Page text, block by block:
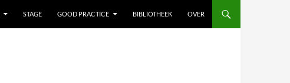
STAGE GOOD PRACTICE BIBLIOTHEEK OVER